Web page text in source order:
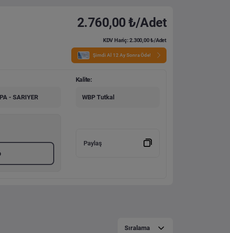
2.760,00 ₺/Adet
KDV Hariç: 2.300,00 ₺/Adet
Şimdi Al 12 Ay Sonra Öde!
- SARIYER
Kalite:
WBP Tutkal
Paylaş
Sıralama